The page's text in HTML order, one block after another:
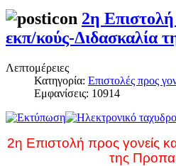
2η Eπιστολή
εκπ/κούς-Διδασκαλία
Λεπτομέρειες
Κατηγορία: Επιστολές προς
Εμφανίσεις: 10914
2η Eπιστολή προς γονείς
της